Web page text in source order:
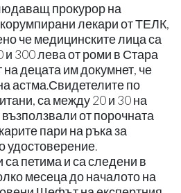
прокурор на
лекари от ТЕЛК,
че медицинските лица са
300 лева от роми в Стара
на децата им докумнет, че
астма.Свидетелите по
са между 20 и 30 на
от порочната
пари на ръка за
петима и са следени в
месеца до началото на